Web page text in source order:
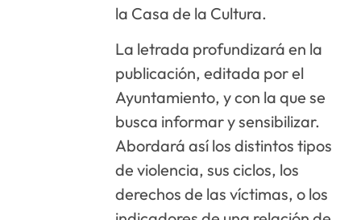
la Casa de la Cultura.
La letrada profundizará en la
publicación, editada por el
Ayuntamiento, y con la que se
busca informar y sensibilizar.
Abordará así los distintos tipos
de violencia, sus ciclos, los
derechos de las víctimas, o los